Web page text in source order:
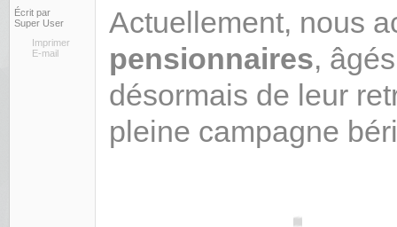
Écrit par
Super User
Imprimer
E-mail
Actuellement, nous
pensionnaires,
désormais de leur
pleine campagne